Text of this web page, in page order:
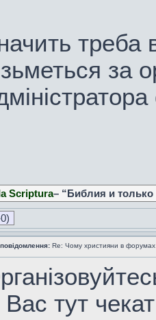
треба
за
Scriptura– “Библия и
Re: Чому християни в форумах
тут